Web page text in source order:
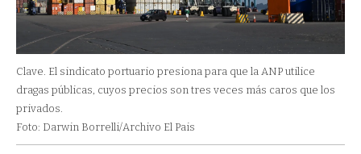
Clave. El sindicato portuario presiona para que la ANP utilice
dragas públicas, cuyos precios son tres veces más caros que los
privados.
Foto: Darwin Borrelli/Archivo El Pais